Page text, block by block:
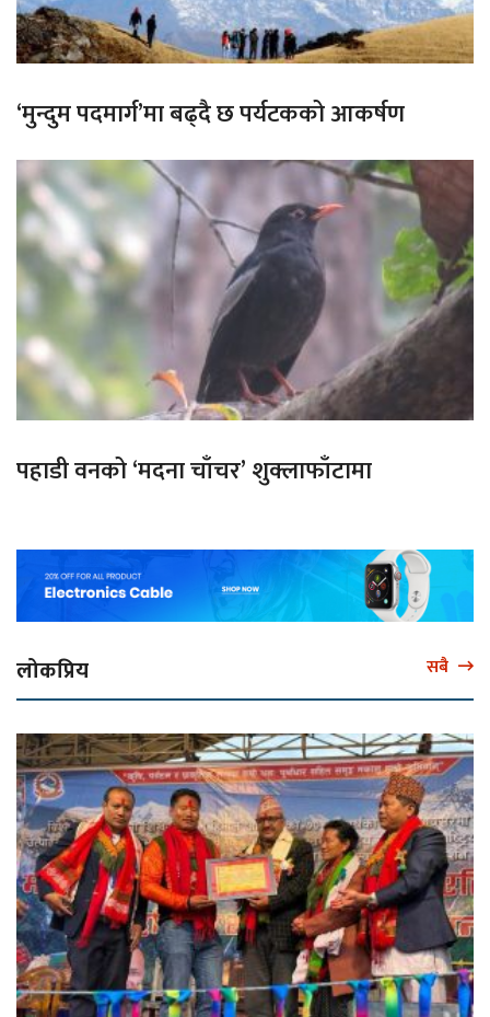
‘मुन्दुम पदमार्ग’मा बढ्दै छ पर्यटकको आकर्षण
पहाडी वनको ‘मदना चाँचर’ शुक्लाफाँटामा
लोकप्रिय सबै